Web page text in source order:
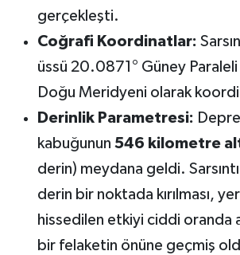
gerçekleşti.
Coğrafi Koordinatlar:
üssü 20.0871° Güney
Doğu Meridyeni olarak
Derinlik Parametresi:
kabuğunun 546 kilometre
derin) meydana geldi.
derin bir noktada kırılması,
hissedilen etkiyi ciddi oranda
bir felaketin önüne geçmiş
Resmi İlanlar
SAĞLIK
Savaştepe
SEYAHAT
SİYASET
Sındırgı